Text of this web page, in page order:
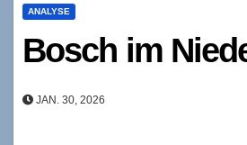
ANALYSE
Bosch im
JAN. 30, 2026